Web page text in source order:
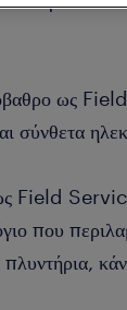
ως
σύνθετα
ως Field
που
πλυντήρια,